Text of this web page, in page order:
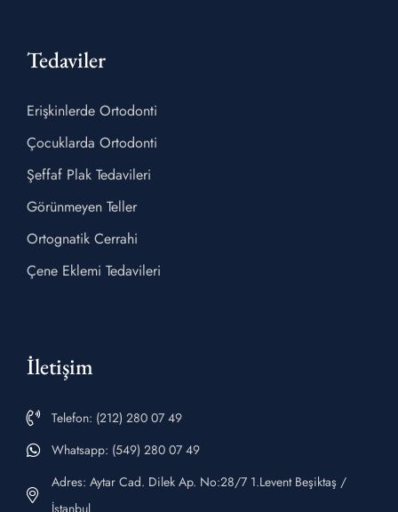
Tedaviler
Erişkinlerde Ortodonti
Çocuklarda Ortodonti
Şeffaf Plak Tedavileri
Görünmeyen Teller
Ortognatik Cerrahi
Çene Eklemi Tedavileri
İletişim
Telefon: (212) 280 07 49
Whatsapp: (549) 280 07 49
Adres: Aytar Cad. Dilek Ap. No:28/7 1.Levent Beşiktaş /
İstanbul